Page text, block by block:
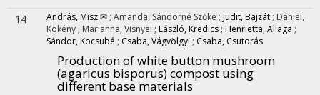
14 András, Misz ✉ ; Amanda, Sándorné Szőke ; Judit, Bajzát ; Dániel,
Kökény ; Marianna, Visnyei ; László, Kredics ; Henrietta, Allaga ;
Sándor, Kocsubé ; Csaba, Vágvölgyi ; Csaba, Csutorás
Production of white button mushroom
(agaricus bisporus) compost using
different base materials